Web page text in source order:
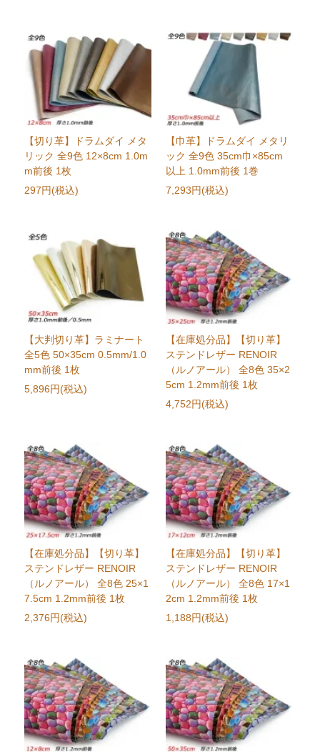
【切り革】ドラムダイ メタ
リック 全9色 12×8cm 1.0m
m前後 1枚
297円(税込)
【巾革】ドラムダイ メタリ
ック 全9色 35cm巾×85cm
以上 1.0mm前後 1巻
7,293円(税込)
【大判切り革】ラミナート
全5色 50×35cm 0.5mm/1.0
mm前後 1枚
5,896円(税込)
【在庫処分品】【切り革】
ステンドレザー RENOIR
（ルノアール） 全8色 35×2
5cm 1.2mm前後 1枚
4,752円(税込)
【在庫処分品】【切り革】
ステンドレザー RENOIR
（ルノアール） 全8色 25×1
7.5cm 1.2mm前後 1枚
2,376円(税込)
【在庫処分品】【切り革】
ステンドレザー RENOIR
（ルノアール） 全8色 17×1
2cm 1.2mm前後 1枚
1,188円(税込)